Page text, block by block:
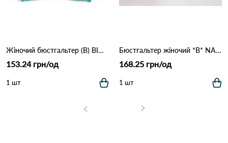
Жіночий бюстгальтер (B) BIWEIER 87718 7,2 Зелений
153.24 грн/од
1 шт
Бюстгальтер жіночий *B* NADIZI 9780 17.2 Голубий
168.25 грн/од
1 шт